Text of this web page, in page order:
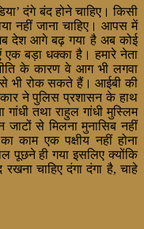
दंगे बंद होने चाहिए। किसी
नहीं जाना चाहिए। आपस में
देश आगे बढ़ गया है अब कोई
बड़ा धक्का है। हमारे नेता
के कारण वे आग भी लगवा
भी रोक सकते हैं। आईबी की
ने पुलिस प्रशासन के हाथ
तथा राहुल गांधी मुस्लिम
से मिलना मुनासिब नहीं
काम एक पक्षीय नहीं होना
पूछने ही गया इसलिए क्योंकि
चाहिए दंगा दंगा है, चाहे